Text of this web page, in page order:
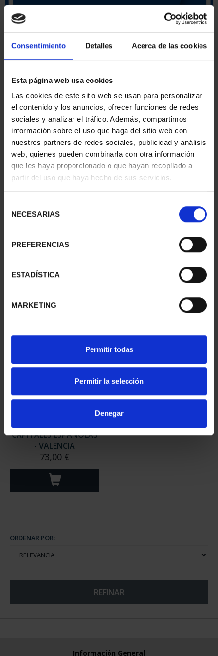
Consentimiento Detalles Acerca de las cookies
Esta página web usa cookies
Las cookies de este sitio web se usan para personalizar
el contenido y los anuncios, ofrecer funciones de redes
sociales y analizar el tráfico. Además, compartimos
información sobre el uso que haga del sitio web con
nuestros partners de redes sociales, publicidad y análisis
web, quienes pueden combinarla con otra información
que les haya proporcionado o que hayan recopilado a
partir del uso que haya hecho de sus servicios.
NECESARIAS
PREFERENCIAS
ESTADÍSTICA
MARKETING
Permitir todas
Permitir la selección
Denegar
ORDENAR POR:
3 Productos encontrados
- ALICANTE
73,00 €
- CASTELLON DE LA ...
CAPITALES ESPAÑOLAS
- VALENCIA
73,00 €
ORDENAR POR:
REFINAR
Información General